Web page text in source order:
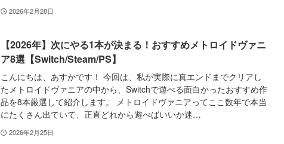
2026年2月28日
【2026年】次にやる1本が決まる！おすすめメトロイドヴァニ
ア8選【Switch/Steam/PS】
こんにちは、あすかです！ 今回は、私が実際に真エンドまでクリアし
たメトロイドヴァニアの中から、Switchで遊べる面白かったおすすめ作
品を8本厳選して紹介します。 メトロイドヴァニアってここ数年で本当
にたくさん出ていて、正直どれから遊べばいいか迷…
2026年2月25日